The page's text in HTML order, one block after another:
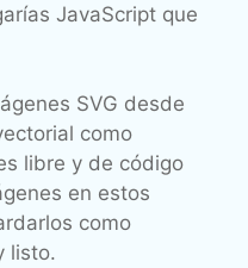
JavaScript que
SVG desde
como
libre y de código
en estos
como
listo.